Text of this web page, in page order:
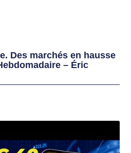
Des marchés en hausse
– Éric